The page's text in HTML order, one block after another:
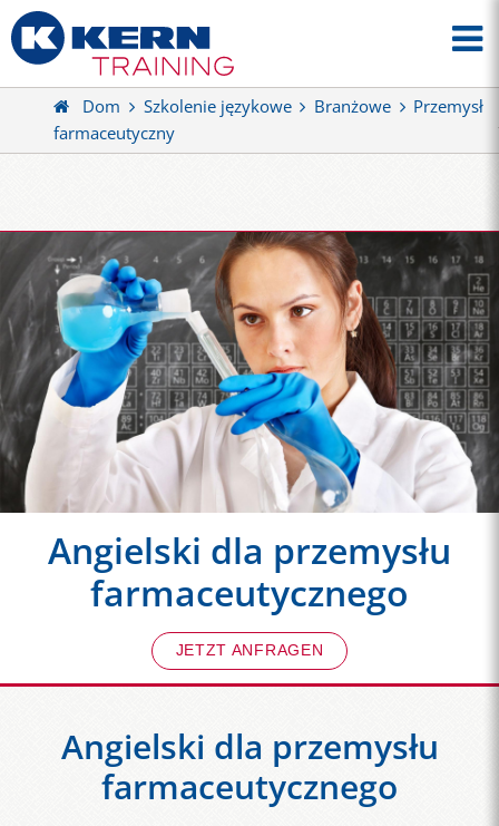
Dom Szkolenie językowe Branżowe
Przemysł
farmaceutyczny
Angielski dla przemysłu
farmaceutycznego
JETZT ANFRAGEN
Angielski dla przemysłu
farmaceutycznego